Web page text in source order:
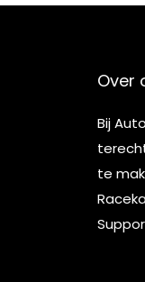
Over
Bij
te